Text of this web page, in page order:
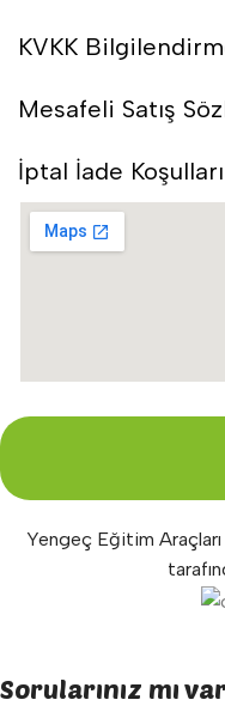
KVKK
Mesafeli Satış
İptal İade Koşulları
Yengeç Eğitim
Sorularınız mı